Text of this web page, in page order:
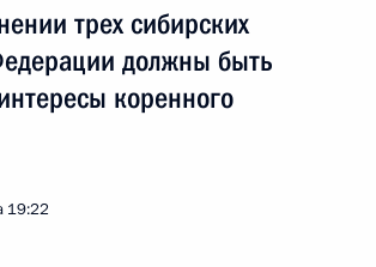
трех сибирских
должны быть
коренного
19:22